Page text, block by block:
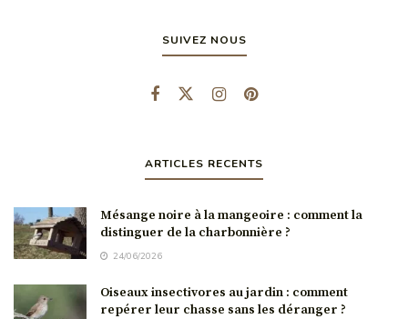
SUIVEZ NOUS
ARTICLES RECENTS
Mésange noire à la mangeoire : comment la
distinguer de la charbonnière ?
24/06/2026
Oiseaux insectivores au jardin : comment
repérer leur chasse sans les déranger ?